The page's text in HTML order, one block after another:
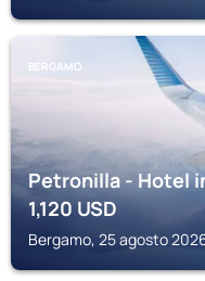
BERGAMO
Petronilla - Hotel
1,120USD
Bergamo, 25 agosto